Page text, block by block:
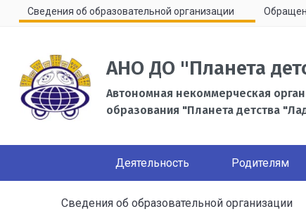
Сведения об образовательной организации
АНО ДО "Планета
Автономная некоммерческая
образования "Планета детства
Деятельность Родителям
Сведения об образовательной организации